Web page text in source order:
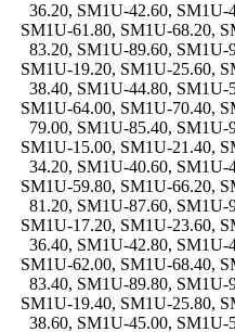
36.20, SM1U-42.60, SM1U-
SM1U-61.80, SM1U-68.20,
83.20, SM1U-89.60, SM1U-
SM1U-19.20, SM1U-25.60,
38.40, SM1U-44.80, SM1U-
SM1U-64.00, SM1U-70.40,
79.00, SM1U-85.40, SM1U-
SM1U-15.00, SM1U-21.40,
34.20, SM1U-40.60, SM1U-
SM1U-59.80, SM1U-66.20,
81.20, SM1U-87.60, SM1U-
SM1U-17.20, SM1U-23.60,
36.40, SM1U-42.80, SM1U-
SM1U-62.00, SM1U-68.40,
83.40, SM1U-89.80, SM1U-
SM1U-19.40, SM1U-25.80,
38.60, SM1U-45.00, SM1U-